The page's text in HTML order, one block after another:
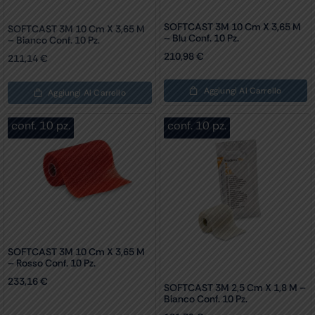
SOFTCAST 3M 10 Cm X 3,65 M
– Bianco Conf. 10 Pz.
211,14€
Aggiungi Al Carrello
SOFTCAST 3M 10 Cm X 3,65 M
– Blu Conf. 10 Pz.
210,98€
Aggiungi Al Carrello
conf. 10 pz.
SOFTCAST 3M 10 Cm X 3,65 M
– Rosso Conf. 10 Pz.
233,16€
conf. 10 pz.
SOFTCAST 3M 2,5 Cm X 1,8 M –
Bianco Conf. 10 Pz.